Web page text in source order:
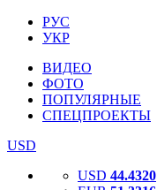
РУС
УКР
ВИДЕО
ФОТО
ПОПУЛЯРНЫЕ
СПЕЦПРОЕКТЫ
USD
USD 44.4320